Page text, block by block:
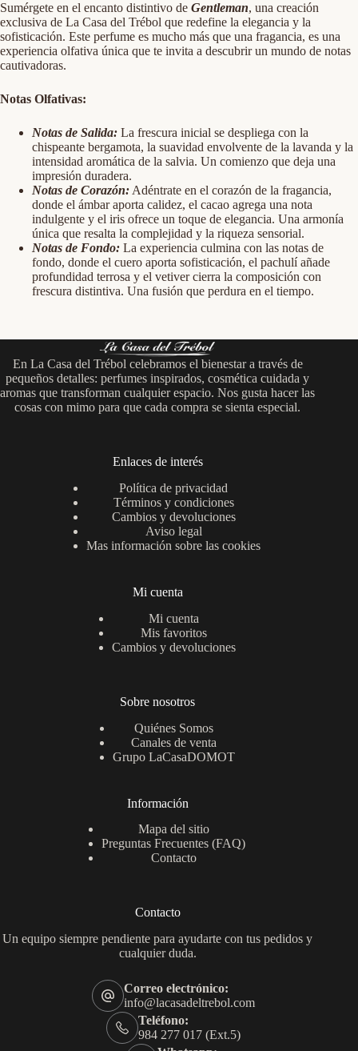
Sumérgete en el encanto distintivo de Gentleman, una creación
exclusiva de La Casa del Trébol que redefine la elegancia y la
sofisticación. Este perfume es mucho más que una fragancia, es una
experiencia olfativa única que te invita a descubrir un mundo de notas
cautivadoras.
Notas Olfativas:
Notas de Salida: La frescura inicial se despliega con la
chispeante bergamota, la suavidad envolvente de la lavanda y la
intensidad aromática de la salvia. Un comienzo que deja una
impresión duradera.
Notas de Corazón: Adéntrate en el corazón de la fragancia,
donde el ámbar aporta calidez, el cacao agrega una nota
indulgente y el iris ofrece un toque de elegancia. Una armonía
única que resalta la complejidad y la riqueza sensorial.
Notas de Fondo: La experiencia culmina con las notas de
fondo, donde el cuero aporta sofisticación, el pachulí añade
profundidad terrosa y el vetiver cierra la composición con
frescura distintiva. Una fusión que perdura en el tiempo.
En La Casa del Trébol celebramos el bienestar a través de
pequeños detalles: perfumes inspirados, cosmética cuidada y
aromas que transforman cualquier espacio. Nos gusta hacer las
cosas con mimo para que cada compra se sienta especial.
Enlaces de interés
Política de privacidad
Términos y condiciones
Cambios y devoluciones
Aviso legal
Mas información sobre las cookies
Mi cuenta
Mi cuenta
Mis favoritos
Cambios y devoluciones
Sobre nosotros
Quiénes Somos
Canales de venta
Grupo LaCasaDOMOT
Información
Mapa del sitio
Preguntas Frecuentes (FAQ)
Contacto
Contacto
Un equipo siempre pendiente para ayudarte con tus pedidos y
cualquier duda.
Correo electrónico:
info@lacasadeltrebol.com
Teléfono:
984 277 017 (Ext.5)